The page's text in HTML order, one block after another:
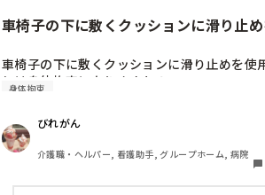
車椅子の下に敷くクッションに滑り止
車椅子の下に敷くクッションに滑り止めを使
とは身体拘束になりますか？
身体拘束
びれがん
介護職・ヘルパー, 看護助手, グループホーム, 病院